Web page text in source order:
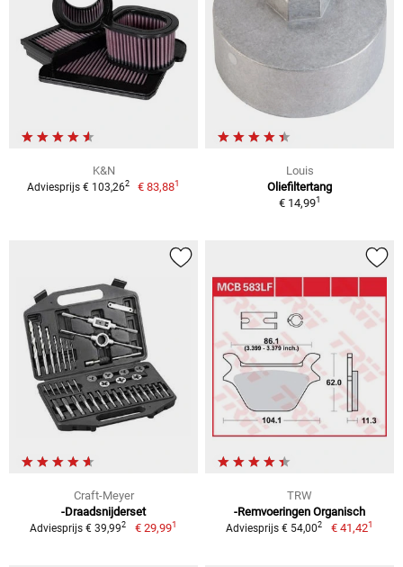
K&N
Adviesprijs € 103,262 € 83,881
Louis
Oliefiltertang
€ 14,991
Craft-Meyer
-Draadsnijderset
Adviesprijs € 39,992 € 29,991
TRW
-Remvoeringen Organisch
Adviesprijs € 54,002 € 41,421